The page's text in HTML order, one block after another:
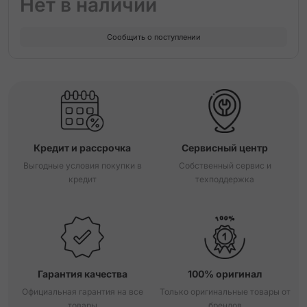
Нет в наличии
Сообщить о поступлении
Кредит и рассрочка
Выгодные условия покупки в
кредит
Сервисный центр
Собственный сервис и
техподдержка
Гарантия качества
Официальная гарантия на все
100% оригинал
Только оригинальные товары от